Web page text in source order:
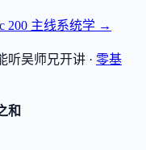
200 主线系统学 →
听吴师兄开讲 · 零基
和